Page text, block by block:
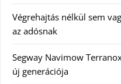
Végrehajtás nélkül sem
az adósnak
Segway Navimow
új generációja